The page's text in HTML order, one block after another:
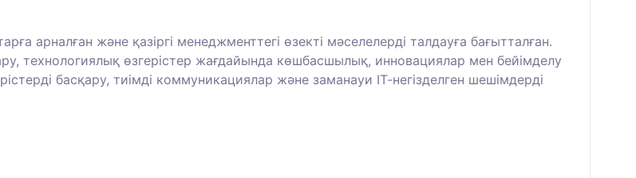
арналған және қазіргі менеджменттегі өзекті мәселелерді талдауға бағытталған.
технологиялық өзгерістер жағдайында көшбасшылық, инновациялар мен бейімделу
басқару, тиімді коммуникациялар және заманауи ІТ-негізделген шешімдерді